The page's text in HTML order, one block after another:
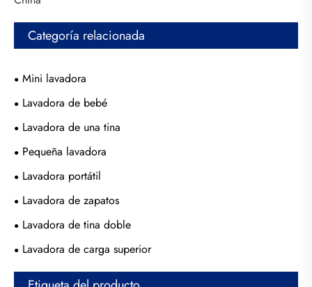
Categoría relacionada
Mini lavadora
Lavadora de bebé
Lavadora de una tina
Pequeña lavadora
Lavadora portátil
Lavadora de zapatos
Lavadora de tina doble
Lavadora de carga superior